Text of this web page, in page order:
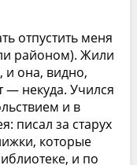
отпустить меня
районом). Жили
и она, видно,
— некуда. Учился
и в
писал за старух
которые
и по